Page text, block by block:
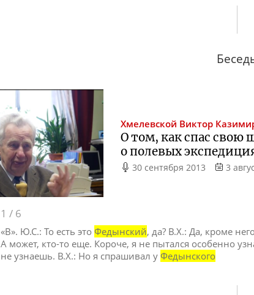
Хмелевской Виктор
О том, как спас свою
о полевых
30 сентября 2013 3
1 / 6
«В». Ю.С.: То есть этоФедынский, да? В.Х.: Да, кроме
А может, кто-то еще. Короче, я не пытался особенно
не узнаешь. В.Х.: Но я спрашивал уФедынского